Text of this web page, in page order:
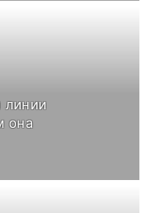
линии
она